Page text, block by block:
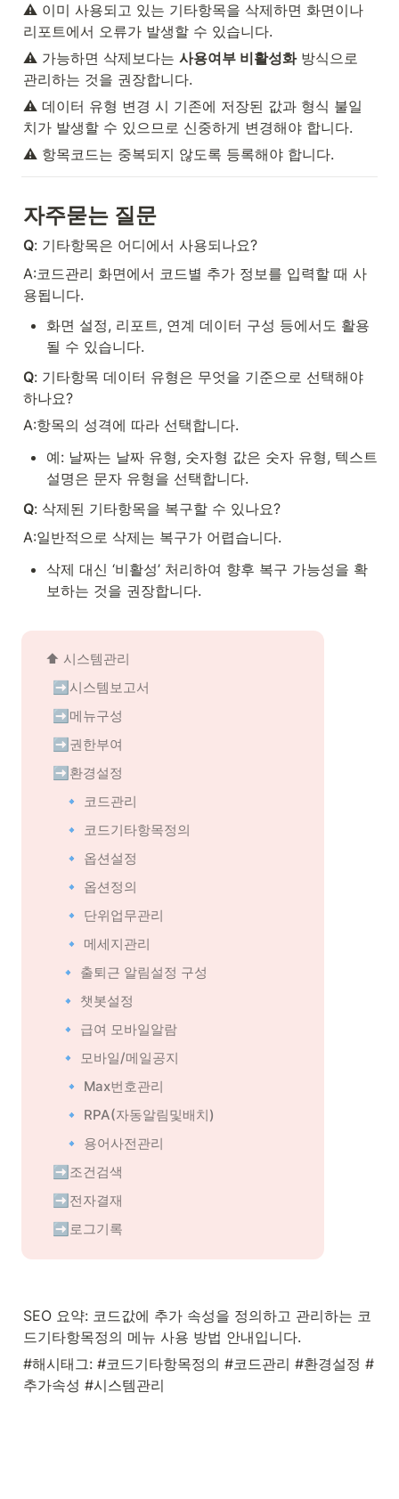
⚠️ 이미 사용되고 있는 기타항목을 삭제하면 화면이나
리포트에서 오류가 발생할 수 있습니다.
⚠️ 가능하면 삭제보다는 사용여부 비활성화 방식으로
관리하는 것을 권장합니다.
⚠️ 데이터 유형 변경 시 기존에 저장된 값과 형식 불일
치가 발생할 수 있으므로 신중하게 변경해야 합니다.
⚠️ 항목코드는 중복되지 않도록 등록해야 합니다.
자주묻는 질문
Q: 기타항목은 어디에서 사용되나요?
A:코드관리 화면에서 코드별 추가 정보를 입력할 때 사
용됩니다.
화면 설정, 리포트, 연계 데이터 구성 등에서도 활용
될 수 있습니다.
Q: 기타항목 데이터 유형은 무엇을 기준으로 선택해야
하나요?
A:항목의 성격에 따라 선택합니다.
예: 날짜는 날짜 유형, 숫자형 값은 숫자 유형, 텍스트
설명은 문자 유형을 선택합니다.
Q: 삭제된 기타항목을 복구할 수 있나요?
A:일반적으로 삭제는 복구가 어렵습니다.
삭제 대신 ‘비활성’ 처리하여 향후 복구 가능성을 확
보하는 것을 권장합니다.
⬆️ 시스템관리
➡️시스템보고서
➡️메뉴구성
➡️권한부여
➡️환경설정
🔹 코드관리
🔹 코드기타항목정의
🔹 옵션설정
🔹 옵션정의
🔹 단위업무관리
🔹 메세지관리
🔹 출퇴근 알림설정 구성
🔹 챗봇설정
🔹 급여 모바일알람
🔹 모바일/메일공지
🔹 Max번호관리
🔹 RPA(자동알림및배치)
🔹 용어사전관리
➡️조건검색
➡️전자결재
➡️로그기록
SEO 요약: 코드값에 추가 속성을 정의하고 관리하는 코
드기타항목정의 메뉴 사용 방법 안내입니다.
#해시태그: #코드기타항목정의 #코드관리 #환경설정 #
추가속성 #시스템관리